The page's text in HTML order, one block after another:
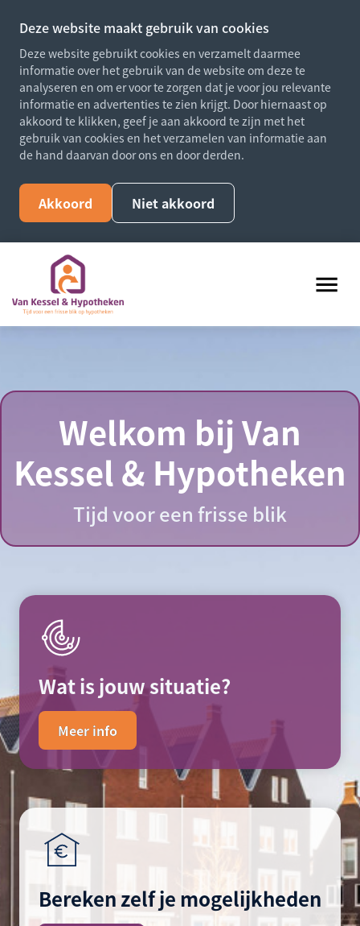
Deze website maakt gebruik van cookies
Deze website gebruikt cookies en verzamelt daarmee
informatie over het gebruik van de website om deze te
analyseren en om er voor te zorgen dat je voor jou relevante
informatie en advertenties te zien krijgt. Door hiernaast op
akkoord te klikken, geef je aan akkoord te zijn met het
gebruik van cookies en het verzamelen van informatie aan
de hand daarvan door ons en door derden.
Akkoord Niet akkoord
Welkom bij Van
Kessel & Hypotheken
Tijd voor een frisse blik
Wat is jouw situatie?
Meer info
Bereken zelf je mogelijkheden